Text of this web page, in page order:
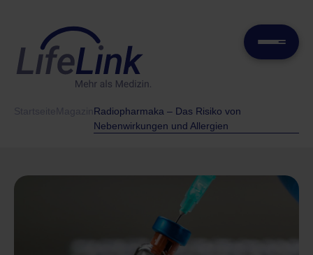
Radiopharmaka – Das Risiko von
Nebenwirkungen und Allergien